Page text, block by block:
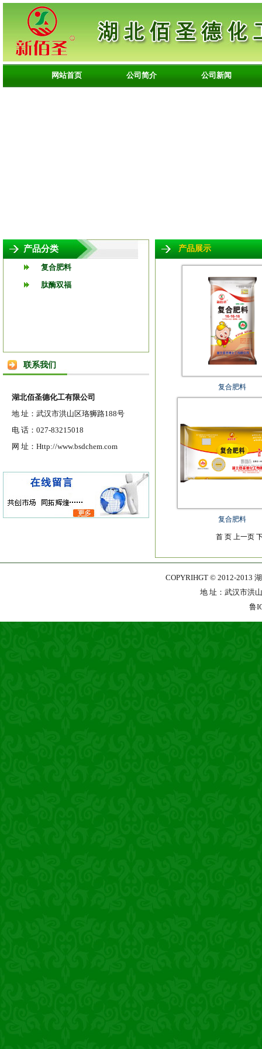
网站首页 公司简介 公司新闻
产品分类
复合肥料
肽酶双福
联系我们
湖北佰圣德化工有限公司
地 址：武汉市洪山区珞狮路188号
电 话：027-83215018
网 址：Http://www.bsdchem.com
产品展示
复合肥料
复合肥料
首 页 上一页
COPYRIHGT © 2012-2013
地 址：武汉市洪
鲁